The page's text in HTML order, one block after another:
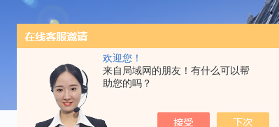
欢迎您！
来自局域网的朋友！有什么可以帮
助您的吗？